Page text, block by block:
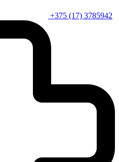
+375 (17) 3785942